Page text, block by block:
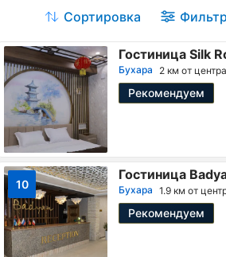
Сортировка
Гостиница Silk
Бухара 2 км от центра
Рекомендуем
10
Гостиница
Бухара 1.9 км от
Рекомендуем